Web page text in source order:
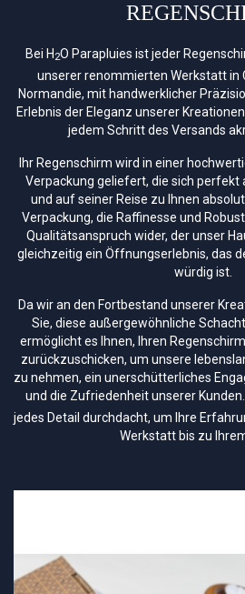
Bei H 2O Parapluies ist jeder
unserer renommierten Werkstatt in
Normandie, mit handwerklicher
Erlebnis der Eleganz unserer
jedem Schritt des Versands
Ihr Regenschirm wird in einer
Verpackung geliefert, die sich perfekt
und auf seiner Reise zu Ihnen
Verpackung, die Raffinesse und
Qualitätsanspruch wider, der unser
gleichzeitig ein Öffnungserlebnis, das
würdig ist.
Da wir an den Fortbestand unserer
Sie, diese außergewöhnliche
ermöglicht es Ihnen, Ihren
zurückzuschicken, um unsere
zu nehmen, ein unerschütterliches
und die Zufriedenheit unserer Kunden.
jedes Detail durchdacht, um Ihre
Werkstatt bis zu